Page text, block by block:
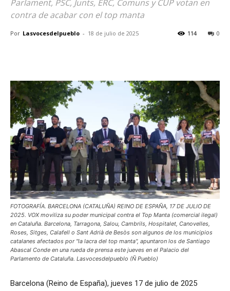
Parlament, PSC, Junts, ERC, Comuns y CUP votan en
contra de acabar con el top manta
Por Lasvocesdelpueblo - 18 de julio de 2025 0
114
FOTOGRAFÍA. BARCELONA (CATALUÑA) REINO DE ESPAÑA, 17 DE JULIO DE
2025. VOX moviliza su poder municipal contra el Top Manta (comercial ilegal)
en Cataluña. Barcelona, Tarragona, Salou, Cambrils, Hospitalet, Canovelles,
Roses, Sitges, Calafell o Sant Adrià de Besòs son algunos de los municipios
catalanes afectados por "la lacra del top manta", apuntaron los de Santiago
Abascal Conde en una rueda de prensa este jueves en el Palacio del
Parlamento de Cataluña. Lasvocesdelpueblo (Ñ Pueblo)
Barcelona (Reino de España), jueves 17 de julio de 2025